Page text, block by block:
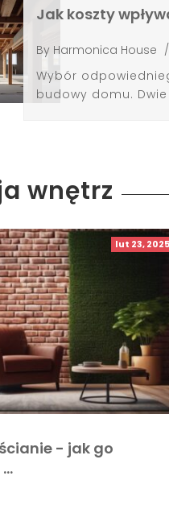
Jak koszty
By Harmonica House /
Wybór
budowy domu.
wnętrz
lut 23, 2025
- jak go
…